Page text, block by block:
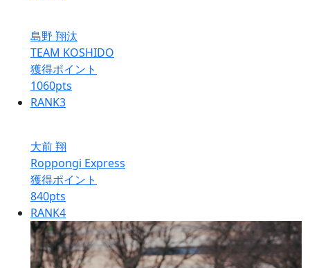
島野 翔汰
TEAM KOSHIDO
獲得ポイント
1060pts
RANK3
大前 翔
Roppongi Express
獲得ポイント
840pts
RANK4